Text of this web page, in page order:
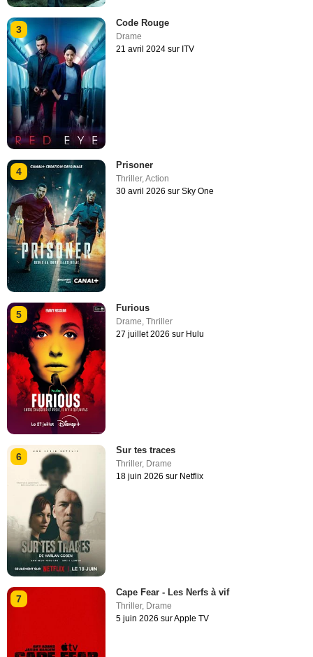
3
Code Rouge
Drame
21 avril 2024 sur ITV
4
Prisoner
Thriller,Action
30 avril 2026 sur Sky One
5
Furious
Drame ,Thriller
27 juillet 2026 sur Hulu
6
Sur tes traces
Thriller, Drame
18 juin 2026 sur Netflix
7
Cape Fear - Les Nerfs à vif
Thriller, Drame
5 juin 2026 sur Apple TV